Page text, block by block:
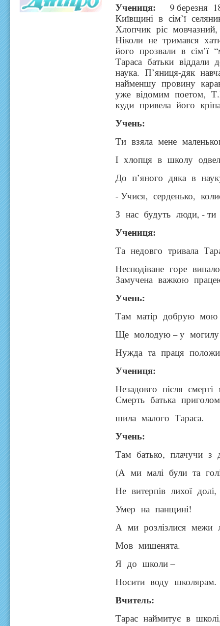
Учениця: 9 березня
Київщині в сім’ї
Хлопчик ріс
Ніколи не тримався
його прозвали в сім’ї
Тараса батьки
наука. П’яниця-дяк
найменшу провину
уже відомим поетом,
куди привела його
Ти взяла мене
І хлопця в школу
До п’яного дяка в
- Учися, серденько,
З нас будуть люди, - ти
Учениця:
Та недовго тривала
Несподіване горе
Замучена важкою
Учень:
Там матір добрую мою
Ще молодую – у могилу
Нужда та праця
Учениця:
Незадовго після
Смерть батька
шила малого Тараса.
Учень:
Там батько, плачучи з
(А ми малі були та
Не витерпів лихої долі,
Умер на панщині!
А ми розлізлися межи
Мов мишенята.
Я до школи –
Носити воду школярам.
Вчитель:
Тарас наймитує в